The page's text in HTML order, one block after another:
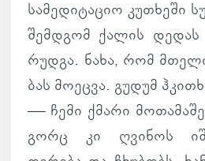
სა­მე­დი­ტა­ციო კუ­თხეში
შემ­დგომ ქალის დედას
რუდგა. ნახა, რომ
ბას მო­ეცვა. გუდუმ
— ჩემი ქმარი
გორც კი ღვი­ნოს